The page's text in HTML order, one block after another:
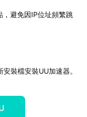
，避免因IP位址頻繁跳
裝檔安裝UU加速器。